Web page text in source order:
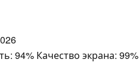
94% Качество экрана: 99%